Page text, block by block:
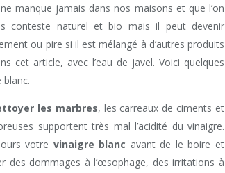
manque jamais dans nos maisons et que l’on
conteste naturel et bio mais il peut devenir
ou pire si il est mélangé à d’autres produits
cet article, avec l’eau de javel. Voici quelques
les marbres, les carreaux de ciments et
supportent très mal l’acidité du vinaigre.
votre vinaigre blanc avant de le boire et
des dommages à l’œsophage, des irritations à